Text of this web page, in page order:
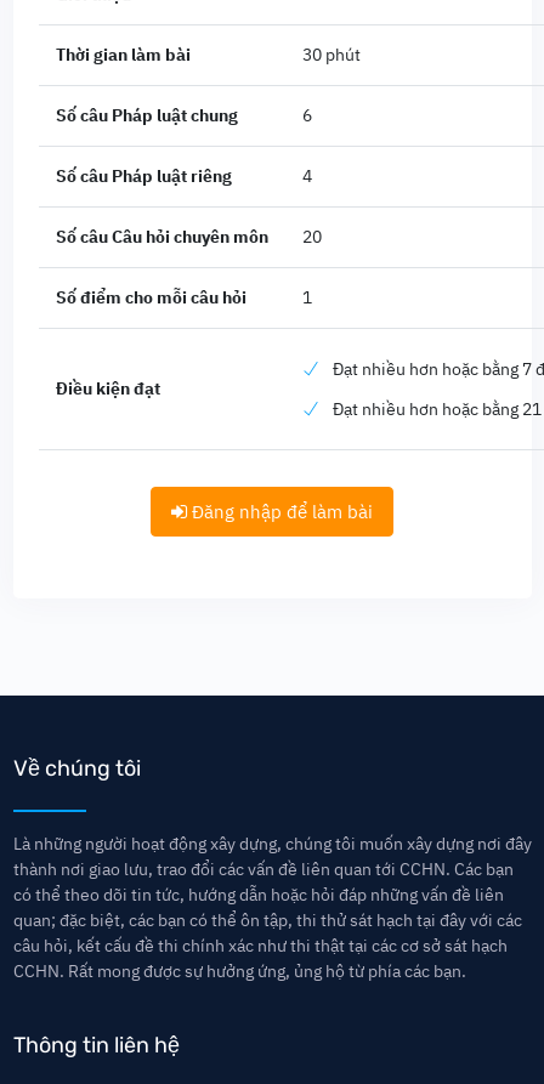
Thời gian làm bài 30 phút
Số câu Pháp luật chung 6
Số câu Pháp luật riêng 4
Số câu Câu hỏi chuyên môn 20
Số điểm cho mỗi câu hỏi 1
Điều kiện đạt
Đạt nhiều hơn hoặc bằng 7
Đạt nhiều hơn hoặc bằng
Đăng nhập để làm bài
Về chúng tôi
Là những người hoạt động xây dựng, chúng tôi muốn xây dựng nơi đây
thành nơi giao lưu, trao đổi các vấn đề liên quan tới CCHN. Các bạn
có thể theo dõi tin tức, hướng dẫn hoặc hỏi đáp những vấn đề liên
quan; đặc biệt, các bạn có thể ôn tập, thi thử sát hạch tại đây với các
câu hỏi, kết cấu đề thi chính xác như thi thật tại các cơ sở sát hạch
CCHN. Rất mong được sự hưởng ứng, ủng hộ từ phía các bạn.
Thông tin liên hệ